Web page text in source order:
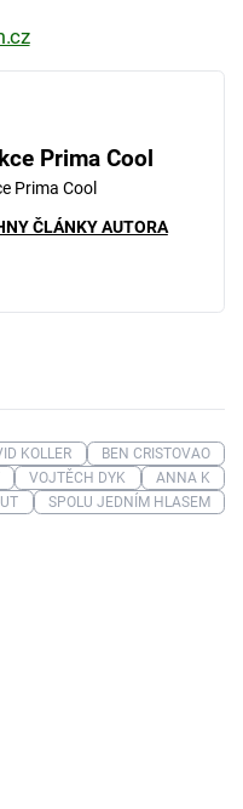
Prima Cool
Prima Cool
ČLÁNKY AUTORA
KOLLER
BEN CRISTOVAO
VOJTĚCH DYK
ANNA K
SPOLU JEDNÍM HLASEM